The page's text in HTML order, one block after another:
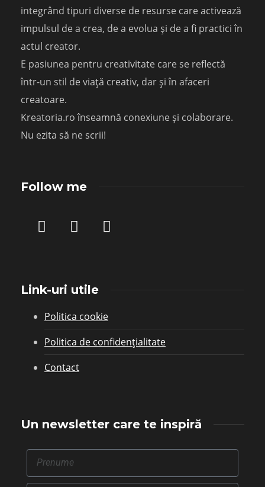
integrând tipuri diverse de resurse care activează
impulsul de a crea, de a evolua și de a fi practici în
actul creator.
E pasiunea pentru creativitate care se reflectă
într-un stil de viață creativ, dar și în afaceri
creatoare.
Kreatoria.ro înseamnă conexiune și colaborare.
Nu ezita să ne scrii!
Follow me
Link-uri utile
Politica cookie
Politica de confidențialitate
Contact
Un newsletter care te inspiră